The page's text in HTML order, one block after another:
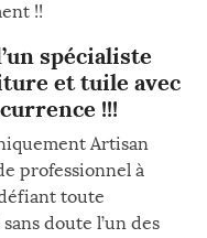
!!
spécialiste
et tuile avec
!!!
Artisan
professionnel à
toute
doute l’un des